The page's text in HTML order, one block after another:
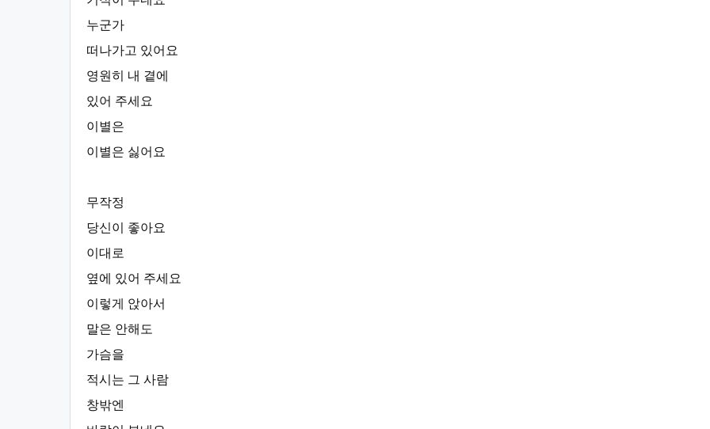
누군가
떠나가고 있어요
영원히 내 곁에
있어 주세요
이별은
이별은 싫어요
무작정
당신이 좋아요
이대로
옆에 있어 주세요
이렇게 앉아서
말은 안해도
가슴을
적시는 그 사람
창밖엔